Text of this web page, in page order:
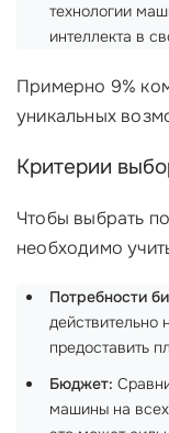
технологии
интеллекта в
Примерно 9%
уникальных
Критерии
Чтобы выбрать
необходимо
Потребности
предоставить
Бюджет:
машины на